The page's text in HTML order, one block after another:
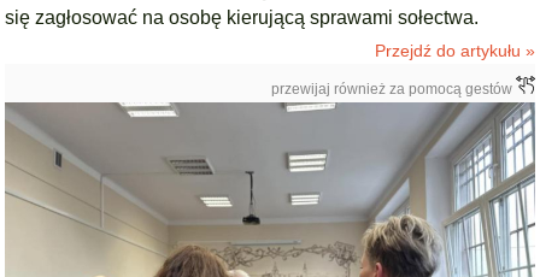
się zagłosować na osobę kierującą sprawami sołectwa.
Przejdź do artykułu »
przewijaj również za pomocą gestów